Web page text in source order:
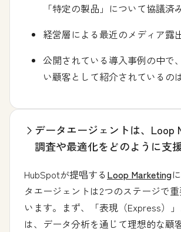
「特定の製品」について協議済
経営層による最近のメディア露
公開されている導入事例の中で
い顧客として紹介されているの
データエージェントは、Loop
調査や最適化をどのように支
HubSpotが提唱するLoop Marketing
タエージェントは2つのステージで
います。まず、「表現（Express）
は、データ分析を通じて理想的な顧